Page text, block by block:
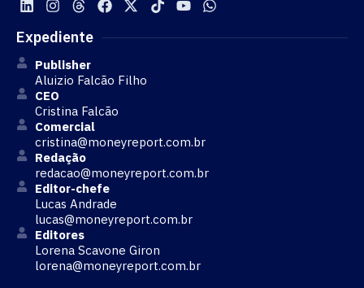
Expediente
Publisher
Aluizio Falcão Filho
CEO
Cristina Falcão
Comercial
cristina@moneyreport.com.br
Redação
redacao@moneyreport.com.br
Editor-chefe
Lucas Andrade
lucas@moneyreport.com.br
Editores
Lorena Scavone Giron
lorena@moneyreport.com.br